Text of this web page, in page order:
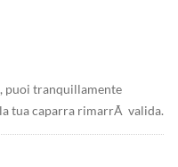
puoi tranquillamente
tua caparra rimarrÃ valida.